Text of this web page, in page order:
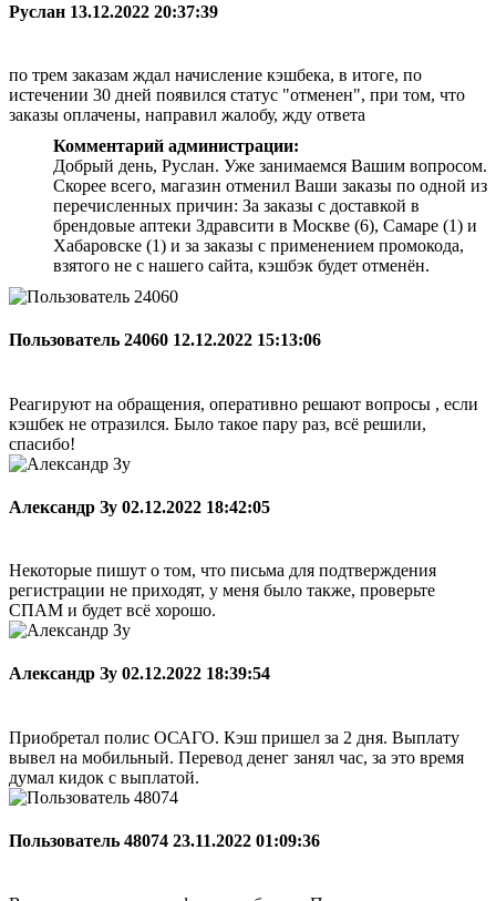
Руслан 13.12.2022 20:37:39
по трем заказам ждал начисление кэшбека, в итоге, по
истечении 30 дней появился статус "отменен", при том, что
заказы оплачены, направил жалобу, жду ответа
Комментарий администрации:
Добрый день, Руслан. Уже занимаемся Вашим вопросом.
Скорее всего, магазин отменил Ваши заказы по одной из
перечисленных причин: За заказы с доставкой в
брендовые аптеки Здравсити в Москве (6), Самаре (1) и
Хабаровске (1) и за заказы с применением промокода,
взятого не с нашего сайта, кэшбэк будет отменён.
Пользователь 24060 12.12.2022 15:13:06
Реагируют на обращения, оперативно решают вопросы , если
кэшбек не отразился. Было такое пару раз, всё решили,
спасибо!
Александр Зу 02.12.2022 18:42:05
Некоторые пишут о том, что письма для подтверждения
регистрации не приходят, у меня было также, проверьте
СПАМ и будет всё хорошо.
Александр Зу 02.12.2022 18:39:54
Приобретал полис ОСАГО. Кэш пришел за 2 дня. Выплату
вывел на мобильный. Перевод денег занял час, за это время
думал кидок с выплатой.
Пользователь 48074 23.11.2022 01:09:36